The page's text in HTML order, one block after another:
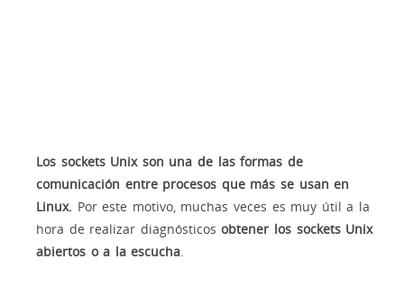
Los sockets Unix son una de las formas de
comunicación entre procesos que más se usan en
Linux. Por este motivo, muchas veces es muy útil a la
hora de realizar diagnósticosobtener los sockets Unix
abiertos o a la escucha